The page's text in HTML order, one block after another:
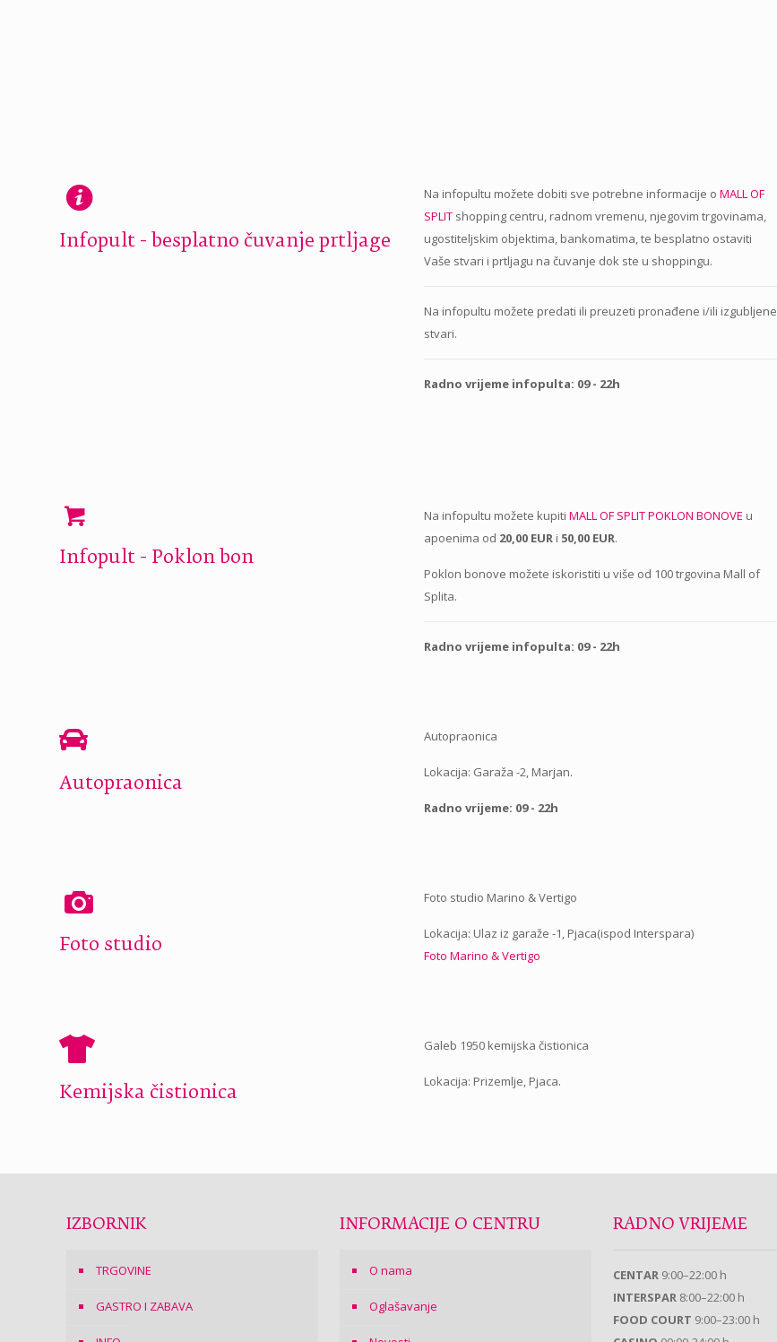
Infopult - besplatno čuvanje prtljage
Na infopultu možete dobiti sve potrebne informacije o MALL OF
SPLITshopping centru, radnom vremenu, njegovim trgovinama,
ugostiteljskim objektima, bankomatima, te besplatno ostaviti
Vaše stvari i prtljagu na čuvanje dok ste u shoppingu.
Na infopultu možete predati ili preuzeti pronađene i/ili izgubljene
stvari.
Radno vrijeme infopulta: 09 - 22h
Infopult - Poklon bon
Na infopultu možete kupiti MALL OF SPLIT POKLON BONOVE u
apoenima od 20,00 EURi 50,00 EUR.
Poklon bonove možete iskoristiti u više od 100 trgovina Mall of
Splita.
Radno vrijeme infopulta: 09 - 22h
Autopraonica
Autopraonica
Lokacija: Garaža -2, Marjan.
Radno vrijeme: 09 - 22h
Foto studio
Foto studio Marino & Vertigo
Lokacija: Ulaz iz garaže -1, Pjaca(ispod Interspara)
Foto Marino & Vertigo
Kemijska čistionica
Galeb 1950 kemijska čistionica
Lokacija: Prizemlje, Pjaca.
IZBORNIK
TRGOVINE
GASTRO I ZABAVA
INFORMACIJE O CENTRU
O nama
Oglašavanje
RADNO VRIJEME
CENTAR 9:00–22:00 h
INTERSPAR 8:00–22:00 h
FOOD COURT 9:00–23:00 h